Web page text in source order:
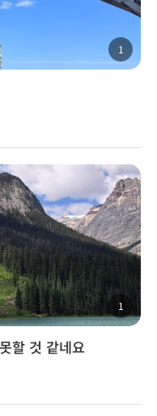
1
1
할 것 같네요